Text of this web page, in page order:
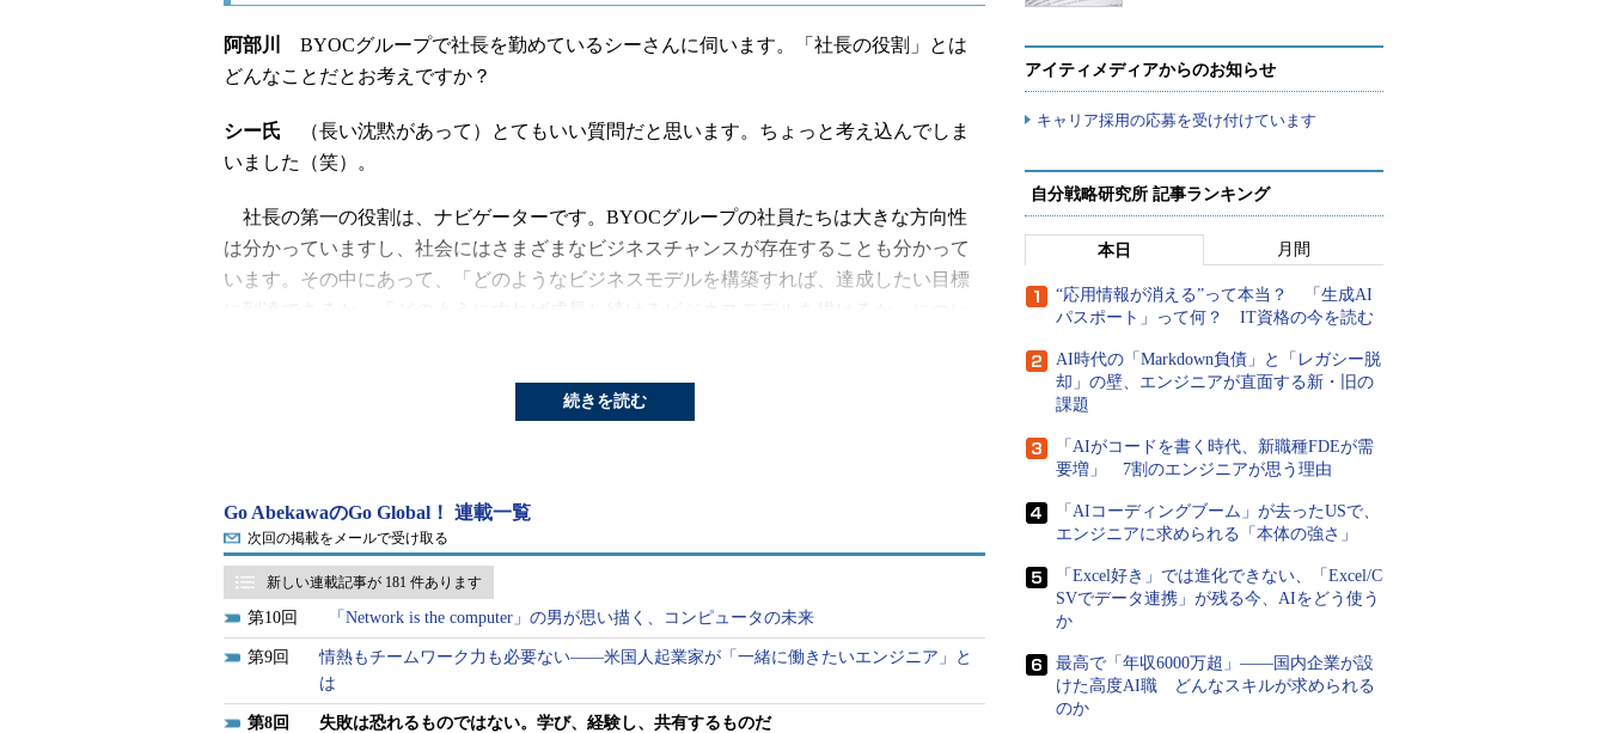
阿部川
BYOCグループで社長を勤めているシーさんに伺います。「社長の役割」とは
どんなことだとお考えですか？
シー氏 （長い沈黙があって）とてもいい質問だと思います。ちょっと考え込んでしま
いました（笑）。
社長の第一の役割は、ナビゲーターです。BYOCグループの社員たちは大きな方向性
は分かっていますし、社会にはさまざまなビジネスチャンスが存在することも分かって
います。その中にあって、「どのようなビジネスモデルを構築すれば、達成したい目標
第二は、さまざまな能力を持った人材を適材適所に配置することです。ビジョンを分
かち合い、チームに浸透させていける人材を採用し、彼らが成長できるようなフィール
第三は多くの機会を与えることです。台湾は小さな国なので、クラウドやIoTのビジネ
ス市場を国内だけに限定してしまうと、市場も小さくなります。ですから、視野を広く
持ち、より多くのビジネスの機会を台湾で働くエンジニアに与えることが重要なので
す。
阿部川シーさんはビジネスのターゲットをグローバルに広げるだけではなく、人がグ
ローバルな視点を持つことを推奨していますね。
続きを読む
Go AbekawaのGo Global！ 連載一覧
次回の掲載をメールで受け取る
新しい連載記事が 181 件あります
10 「Network is the computer」の男が思い描く、コンピュータの未来
9
情熱もチームワーク力も必要ない――米国人起業家が「一緒に働きたいエンジニア」と
は
8 失敗は恐れるものではない。学び、経験し、共有するものだ
アイティメディアからのお知らせ
キャリア採用の応募を受け付けています
自分戦略研究所 記事ランキング
本日 月間
“応用情報が消える”って本当？ 「生成AI
パスポート」って何？ IT資格の今を読む
AI時代の「Markdown負債」と「レガシー脱
却」の壁、エンジニアが直面する新・旧の
課題
「AIがコードを書く時代、新職種FDEが需
要増」 7割のエンジニアが思う理由
「AIコーディングブーム」が去ったUSで、
エンジニアに求められる「本体の強さ」
「Excel好き」では進化できない、「Excel/C
SVでデータ連携」が残る今、AIをどう使う
か
最高で「年収6000万超」――国内企業が設
けた高度AI職 どんなスキルが求められる
のか